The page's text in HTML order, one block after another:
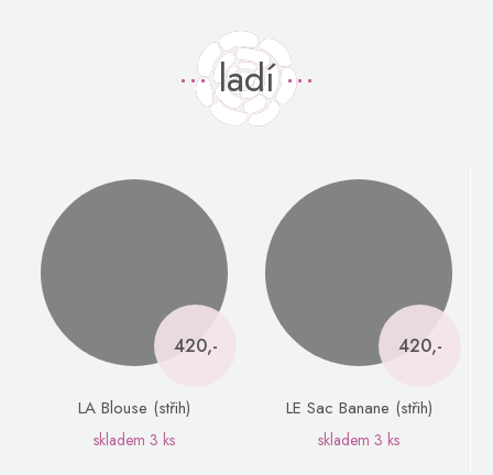
ladí
420,-
LA Blouse (střih)
skladem 3 ks
420,-
LE Sac Banane (střih)
skladem 3 ks